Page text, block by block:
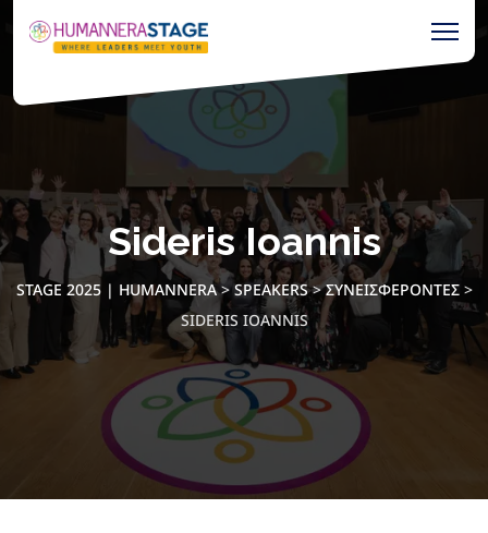
Sideris Ioannis
STAGE 2025 | HUMANNERA>SPEAKERS>ΣΥΝΕΙΣΦΈΡΟΝΤΕΣ>
SIDERIS IOANNIS